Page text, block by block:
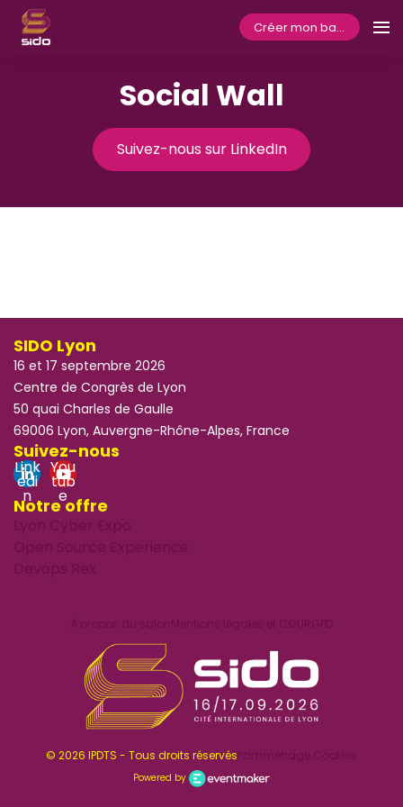
Créer mon badge
Social Wall
Suivez-nous sur LinkedIn
SIDO Lyon
16 et 17 septembre 2026
Centre de Congrès de Lyon
50 quai Charles de Gaulle
69006 Lyon, Auvergne-Rhône-Alpes, France
Suivez-nous
Link
edi
n
You
tub
e
Notre offre
Lyon Cyber Expo
Open Source Experience
Devops Rex
À propos du salonMentions légales et CGURGPD
© 2026 IPDTS - Tous droits réservésParamétrage Cookies
Powered by